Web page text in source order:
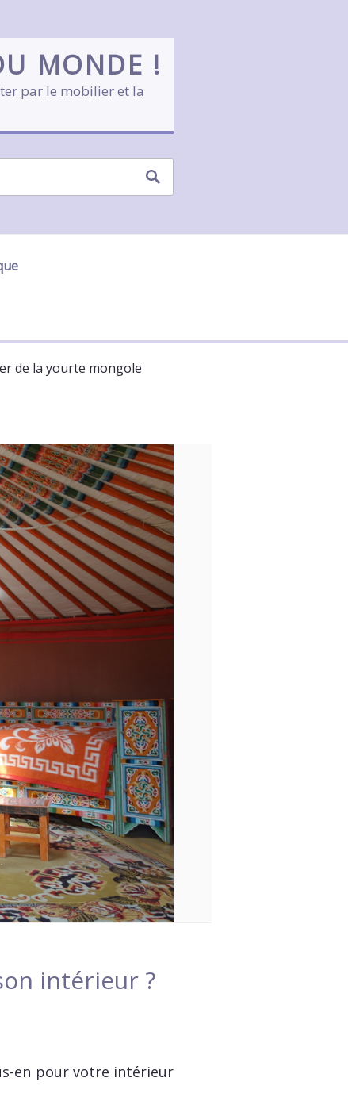
MONDE !
par le mobilier et la
de la yourte mongole
intérieur ?
en pour votre intérieur